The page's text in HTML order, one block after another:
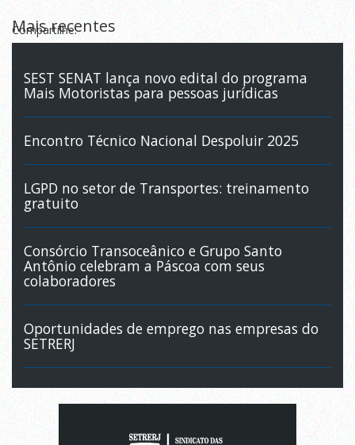
Compartilhe:
Mais recentes
SEST SENAT lança novo edital do programa
Mais Motoristas para pessoas jurídicas
Encontro Técnico Nacional Despoluir 2025
LGPD no setor de Transportes: treinamento
gratuito
Consórcio Transoceânico e Grupo Santo
Antônio celebram a Páscoa com seus
colaboradores
Oportunidades de emprego nas empresas do
SETRERJ